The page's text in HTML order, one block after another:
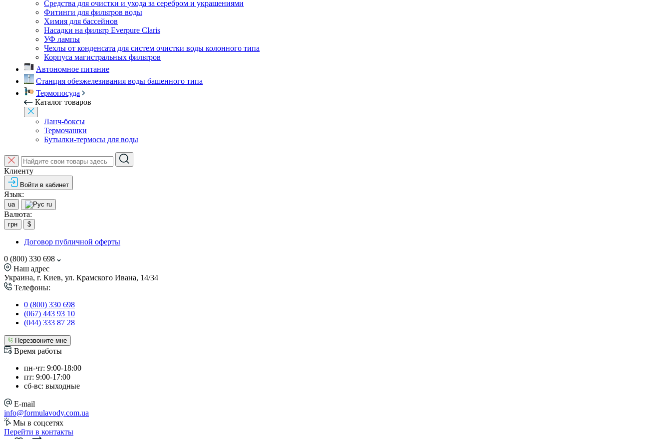
Средства для очистки и ухода за серебром и украшениями
Фитинги для фильтров воды
Химия для бассейнов
Насадки на фильтр Everpure Claris
УФ лампы
Чехлы от конденсата для систем очистки воды колонного типа
Корпуса магистральных фильтров
Автономное питание
Станция обезжелезивания воды башенного типа
Термопосуда
Каталог товаров
Ланч-боксы
Термочашки
Бутылки-термосы для воды
Клиенту
Войти в кабинет
Язык:
ua ru
Валюта:
грн $
Договор публичной оферты
0 (800) 330 698
Наш адрес
Украина, г. Киев, ул. Крамского Ивана, 14/34
Телефоны:
0 (800) 330 698
(067) 443 93 10
(044) 333 87 28
Перезвоните мне
Время работы
пн-чт: 9:00-18:00
пт: 9:00-17:00
сб-вс: выходные
E-mail
info@formulavody.com.ua
Мы в соцсетях
Перейти в контакты